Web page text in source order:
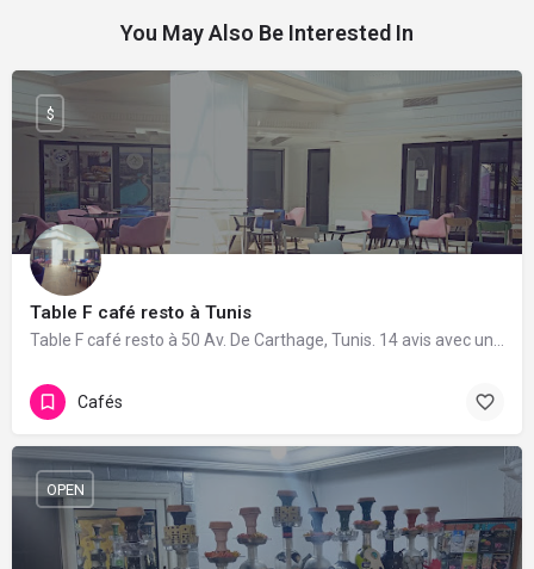
You May Also Be Interested In
Table F café resto à Tunis
$
Cafés
OPEN